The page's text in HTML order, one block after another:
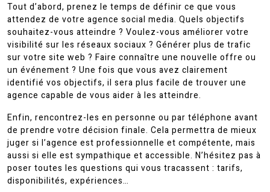
Tout d’abord, prenez le temps de définir ce que vous
attendez de votre agence social media. Quels objectifs
souhaitez-vous atteindre ? Voulez-vous améliorer votre
visibilité sur les réseaux sociaux ? Générer plus de trafic
sur votre site web ? Faire connaître une nouvelle offre ou
un événement ? Une fois que vous avez clairement
identifié vos objectifs, il sera plus facile de trouver une
agence capable de vous aider à les atteindre.
Enfin, rencontrez-les en personne ou par téléphone avant
de prendre votre décision finale. Cela permettra de mieux
juger si l’agence est professionnelle et compétente, mais
aussi si elle est sympathique et accessible. N’hésitez pas à
poser toutes les questions qui vous tracassent : tarifs,
disponibilités, expériences…